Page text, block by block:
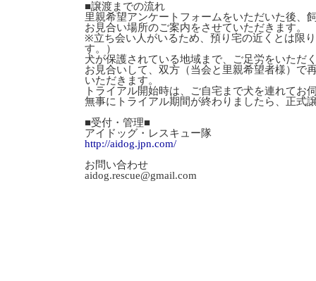
■譲渡までの流れ
里親希望アンケートフォームをいただいた後、
お見合い場所のご案内をさせていただきます。
※立ち会い人がいるため、預り宅の近くとは限
す。）
犬が保護されている地域まで、ご足労をいただ
お見合いして、双方（当会と里親希望者様）で
いただきます。
トライアル開始時は、ご自宅まで犬を連れてお
無事にトライアル期間が終わりましたら、正式
■受付・管理■
アイドッグ・レスキュー隊
http://aidog.jpn.com/
お問い合わせ
aidog.rescue@gmail.com